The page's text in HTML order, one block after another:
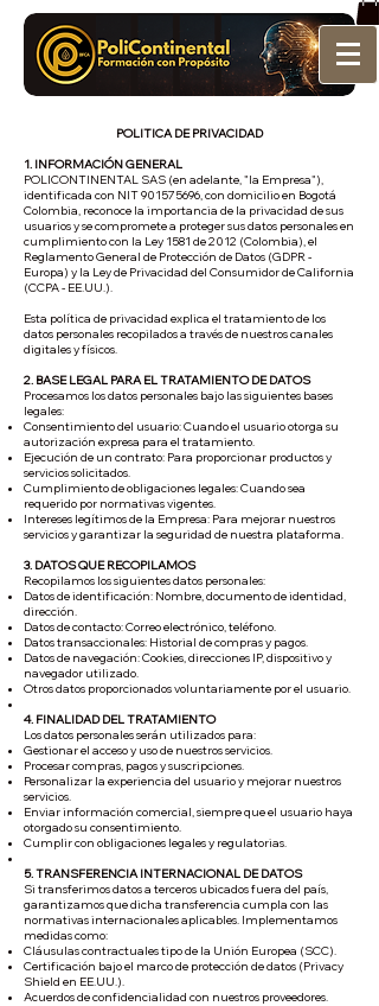
POLITICA DE PRIVACIDAD
1. INFORMACIÓN GENERAL
POLICONTINENTAL SAS (en adelante, "la Empresa"),
identificada con NIT901575696, con domicilio en Bogotá
Colombia, reconoce la importancia de la privacidad de sus
usuarios y se compromete a proteger sus datos personales en
cumplimiento con la Ley 1581 de 2012 (Colombia), el
Reglamento General de Protección de Datos (GDPR -
Europa) y la Ley de Privacidad del Consumidor de California
(CCPA - EE.UU.).
Esta política de privacidad explica el tratamiento de los
datos personales recopilados a través de nuestros canales
digitales y físicos.
2. BASE LEGAL PARA EL TRATAMIENTO DE DATOS
Procesamos los datos personales bajo las siguientes bases
legales:
Consentimiento del usuario: Cuando el usuario otorga su
autorización expresa para el tratamiento.
Ejecución de un contrato: Para proporcionar productos y
servicios solicitados.
Cumplimiento de obligaciones legales: Cuando sea
requerido por normativas vigentes.
Intereses legítimos de la Empresa: Para mejorar nuestros
servicios y garantizar la seguridad de nuestra plataforma.
3. DATOS QUE RECOPILAMOS
Recopilamos los siguientes datos personales:
Datos de identificación: Nombre, documento de identidad,
dirección.
Datos de contacto: Correo electrónico, teléfono.
Datos transaccionales: Historial de compras y pagos.
Datos de navegación: Cookies, direcciones IP, dispositivo y
navegador utilizado.
Otros datos proporcionados voluntariamente por el usuario.
4. FINALIDAD DEL TRATAMIENTO
Los datos personales serán utilizados para:
Gestionar el acceso y uso de nuestros servicios.
Procesar compras, pagos y suscripciones.
Personalizar la experiencia del usuario y mejorar nuestros
servicios.
Enviar información comercial, siempre que el usuario haya
otorgado su consentimiento.
Cumplir con obligaciones legales y regulatorias.
5. TRANSFERENCIA INTERNACIONAL DE DATOS
Si transferimos datos a terceros ubicados fuera del país,
garantizamos que dicha transferencia cumpla con las
normativas internacionales aplicables. Implementamos
medidas como:
Cláusulas contractuales tipo de la Unión Europea (SCC).
Certificación bajo el marco de protección de datos (Privacy
Shield en EE.UU.).
Acuerdos de confidencialidad con nuestros proveedores.